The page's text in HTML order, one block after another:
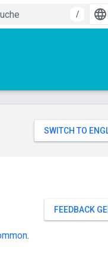
/
FEEDBACK
.